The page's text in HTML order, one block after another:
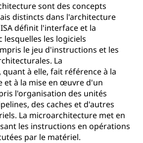
sont des concepts
distincts dans l'architecture
définit l'interface et la
les logiciels
le jeu d'instructions et les
La
à elle, fait référence à la
et à la mise en œuvre d'un
l'organisation des unités
des caches et d'autres
La microarchitecture met en
les instructions en opérations
par le matériel.